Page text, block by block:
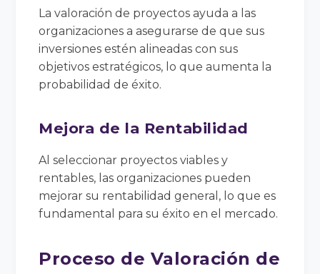
La valoración de proyectos ayuda a las
organizaciones a asegurarse de que sus
inversiones estén alineadas con sus
objetivos estratégicos, lo que aumenta la
probabilidad de éxito.
Mejora de la Rentabilidad
Al seleccionar proyectos viables y
rentables, las organizaciones pueden
mejorar su rentabilidad general, lo que es
fundamental para su éxito en el mercado.
Proceso de Valoración de